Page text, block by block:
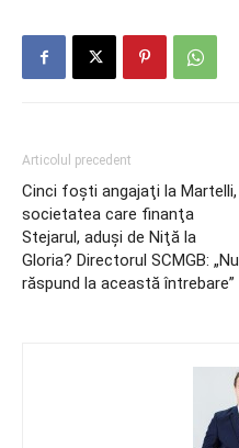
Articolul precedent
Cinci foşti angajaţi la Martelli,
societatea care finanţa
Stejarul, aduşi de Niţă la
Gloria? Directorul SCMGB: „Nu
răspund la această întrebare”